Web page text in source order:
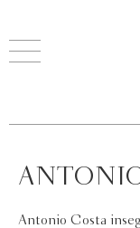
Antonio Costa